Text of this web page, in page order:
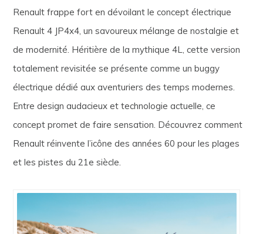
Renault frappe fort en dévoilant le concept électrique
Renault 4 JP4x4, un savoureux mélange de nostalgie et
de modernité. Héritière de la mythique 4L, cette version
totalement revisitée se présente comme un buggy
électrique dédié aux aventuriers des temps modernes.
Entre design audacieux et technologie actuelle, ce
concept promet de faire sensation. Découvrez comment
Renault réinvente l’icône des années 60 pour les plages
et les pistes du 21e siècle.